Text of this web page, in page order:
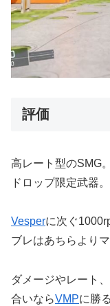
評価
高レート型のSMG。
ドロップ限定武器。
Vesperに次ぐ
ブレはあちらより
ダメージやレート
合いならVMPに勝